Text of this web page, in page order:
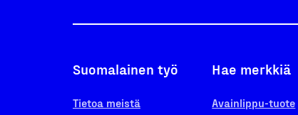
Suomalainen työ
Tietoa meistä
Hae merkkiä
Avainlippu-tuote